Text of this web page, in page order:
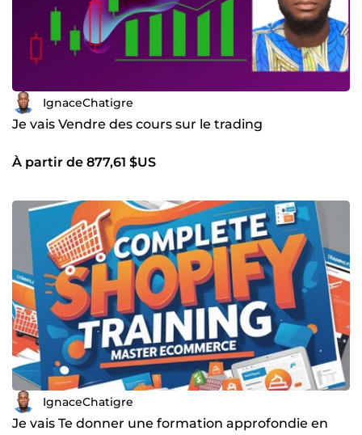
IgnaceChatigre
Je vais Vendre des cours sur le trading
À partir de 877,61 $US
IgnaceChatigre
Je vais Te donner une formation approfondie en